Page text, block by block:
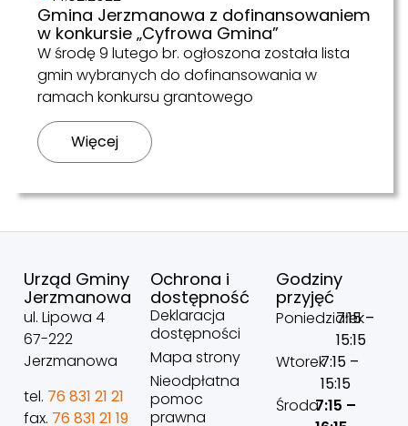
Gmina Jerzmanowa z dofinansowaniem
w konkursie „Cyfrowa Gmina”
W środę 9 lutego br. ogłoszona została lista
gmin wybranych do dofinansowania w
ramach konkursu grantowego
Więcej
Urząd Gminy
Jerzmanowa
ul. Lipowa 4
67-222
Jerzmanowa
tel. 76 831 21 21
fax. 76 831 21 19
Ochrona i
dostępność
Deklaracja
dostępności
Mapa strony
Nieodpłatna
pomoc
prawna
Godziny
przyjęć
Poniedziałek
7:15 –
15:15
Wtorek7:15 –
15:15
Środa7:15 –